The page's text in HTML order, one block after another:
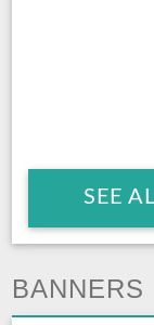
SEE
BANNERS